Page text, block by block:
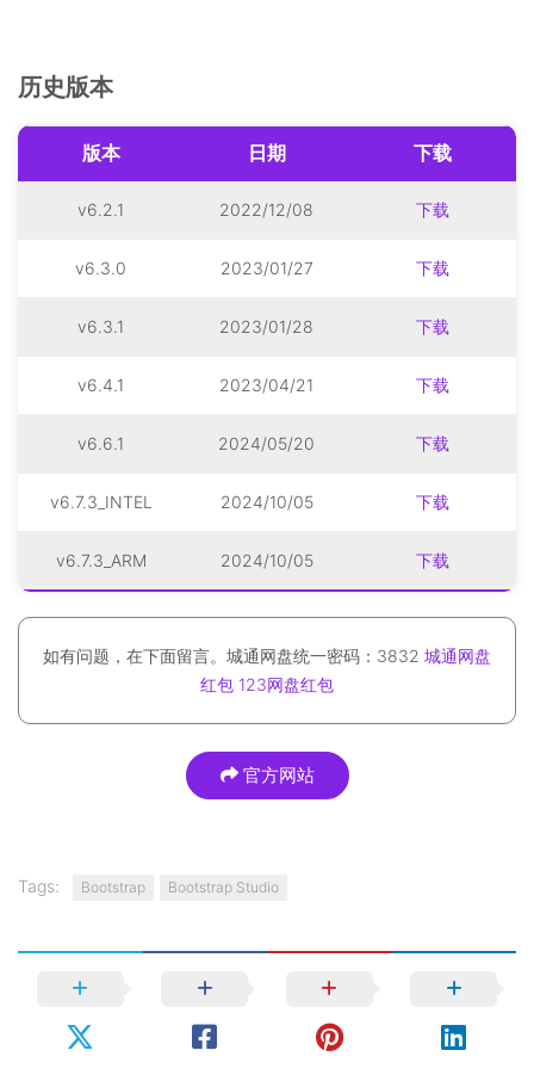
历史版本
版本 日期 下载
v6.2.1 2022/12/08 下载
v6.3.0 2023/01/27 下载
v6.3.1 2023/01/28 下载
v6.4.1 2023/04/21 下载
v6.6.1 2024/05/20 下载
v6.7.3_INTEL 2024/10/05 下载
v6.7.3_ARM 2024/10/05 下载
如有问题，在下面留言。城通网盘统一密码：3832 城通网盘
红包 123网盘红包
官方网站
Tags: Bootstrap Bootstrap Studio